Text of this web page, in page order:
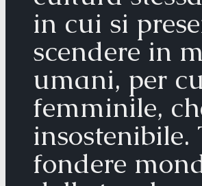
in cui si
scendere in
umani, per
femminile,
insostenibile.
fondere